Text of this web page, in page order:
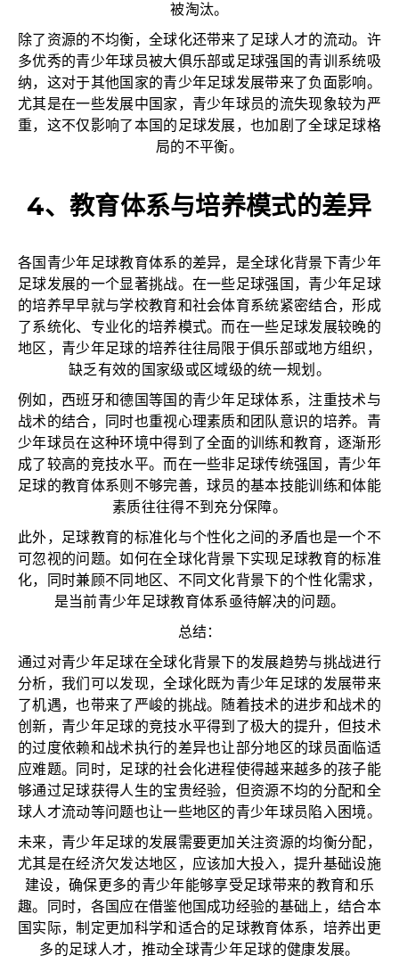
被淘汰。
除了资源的不均衡，全球化还带来了足球人才的流动。许
多优秀的青少年球员被大俱乐部或足球强国的青训系统吸
纳，这对于其他国家的青少年足球发展带来了负面影响。
尤其是在一些发展中国家，青少年球员的流失现象较为严
重，这不仅影响了本国的足球发展，也加剧了全球足球格
局的不平衡。
4、教育体系与培养模式的差异
各国青少年足球教育体系的差异，是全球化背景下青少年
足球发展的一个显著挑战。在一些足球强国，青少年足球
的培养早早就与学校教育和社会体育系统紧密结合，形成
了系统化、专业化的培养模式。而在一些足球发展较晚的
地区，青少年足球的培养往往局限于俱乐部或地方组织，
缺乏有效的国家级或区域级的统一规划。
例如，西班牙和德国等国的青少年足球体系，注重技术与
战术的结合，同时也重视心理素质和团队意识的培养。青
少年球员在这种环境中得到了全面的训练和教育，逐渐形
成了较高的竞技水平。而在一些非足球传统强国，青少年
足球的教育体系则不够完善，球员的基本技能训练和体能
素质往往得不到充分保障。
此外，足球教育的标准化与个性化之间的矛盾也是一个不
可忽视的问题。如何在全球化背景下实现足球教育的标准
化，同时兼顾不同地区、不同文化背景下的个性化需求，
是当前青少年足球教育体系亟待解决的问题。
总结：
通过对青少年足球在全球化背景下的发展趋势与挑战进行
分析，我们可以发现，全球化既为青少年足球的发展带来
了机遇，也带来了严峻的挑战。随着技术的进步和战术的
创新，青少年足球的竞技水平得到了极大的提升，但技术
的过度依赖和战术执行的差异也让部分地区的球员面临适
应难题。同时，足球的社会化进程使得越来越多的孩子能
够通过足球获得人生的宝贵经验，但资源不均的分配和全
球人才流动等问题也让一些地区的青少年球员陷入困境。
未来，青少年足球的发展需要更加关注资源的均衡分配，
尤其是在经济欠发达地区，应该加大投入，提升基础设施
建设，确保更多的青少年能够享受足球带来的教育和乐
趣。同时，各国应在借鉴他国成功经验的基础上，结合本
国实际，制定更加科学和适合的足球教育体系，培养出更
多的足球人才，推动全球青少年足球的健康发展。